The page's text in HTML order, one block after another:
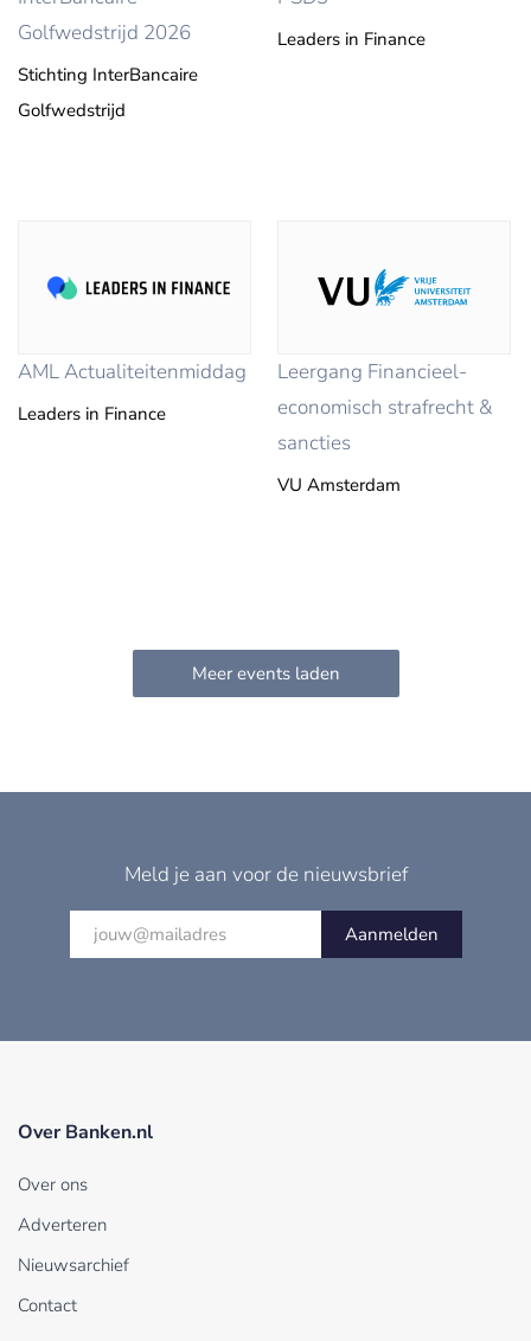
Golfwedstrijd 2026
Stichting InterBancaire
Golfwedstrijd
Leaders in Finance
AML Actualiteitenmiddag
Leaders in Finance
Leergang Financieel-
economisch strafrecht &
sancties
VU Amsterdam
Meld je aan voor de nieuwsbrief
Aanmelden
Over Banken.nl
Over ons
Adverteren
Nieuwsarchief
Contact